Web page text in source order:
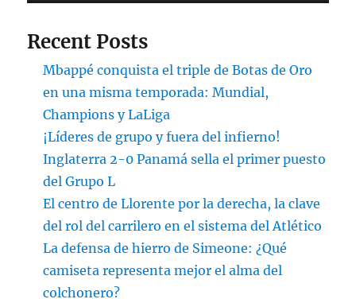
Recent Posts
Mbappé conquista el triple de Botas de Oro
en una misma temporada: Mundial,
Champions y LaLiga
¡Líderes de grupo y fuera del infierno!
Inglaterra 2-0 Panamá sella el primer puesto
del Grupo L
El centro de Llorente por la derecha, la clave
del rol del carrilero en el sistema del Atlético
La defensa de hierro de Simeone: ¿Qué
camiseta representa mejor el alma del
colchonero?